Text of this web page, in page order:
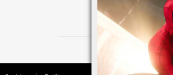
pitch !